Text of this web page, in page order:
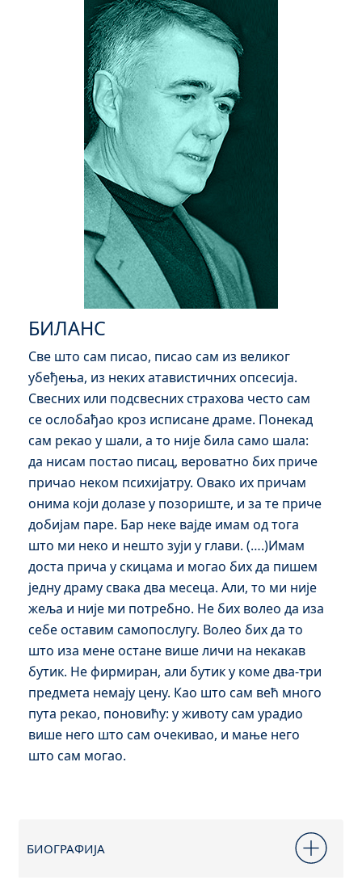
БИЛАНС
Све што сам писао, писао сам из великог
убеђења, из неких атавистичних опсесија.
Свесних или подсвесних страхова често сам
се ослобађао кроз исписане драме. Понекад
сам рекао у шали, а то није била само шала:
да нисам постао писац, вероватно бих приче
причао неком психијатру. Овако их причам
онима који долазе у позориште, и за те приче
добијам паре. Бар неке вајде имам од тога
што ми неко и нешто зуји у глави. (….)Имам
доста прича у скицама и могао бих да пишем
једну драму свака два месеца. Али, то ми није
жеља и није ми потребно. Не бих волео да иза
себе оставим самопослугу. Волео бих да то
што иза мене остане више личи на некакaв
бутик. Не фирмиран, али бутик у коме два-три
предмета немају цену. Као што сам већ много
пута рекао, поновићу: у животу сам урадио
више него што сам очекивао, и мање него
што сам могао.
БИОГРАФИЈА